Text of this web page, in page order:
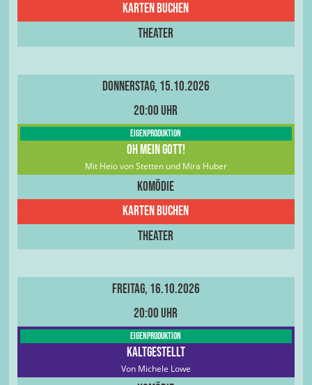
Karten Buchen
Theater
Donnerstag, 15.10.2026
20:00 Uhr
Eigenproduktion
Oh Mein Gott!
Mit Heio von Stetten und Mira Huber
Komödie
Karten buchen
Theater
Freitag, 16.10.2026
20:00 Uhr
Eigenproduktion
Kaltgestellt
Von Michele Lowe